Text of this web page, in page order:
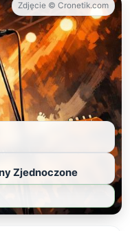
Zdjęcie © Cronetik.com
Zjednoczone